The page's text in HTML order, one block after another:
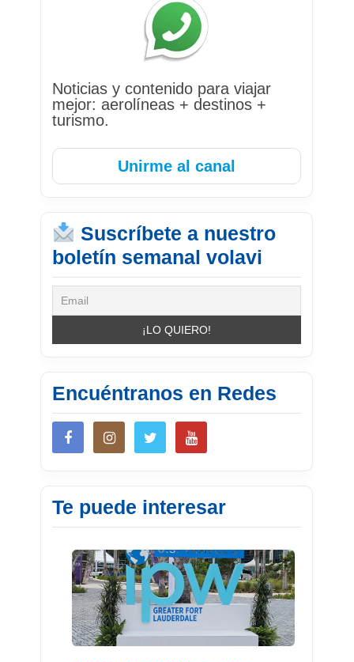
Noticias y contenido para viajar
mejor: aerolíneas + destinos +
turismo.
Unirme al canal
Suscríbete a nuestro
boletín semanal volavi
Encuéntranos en Redes
Te puede interesar